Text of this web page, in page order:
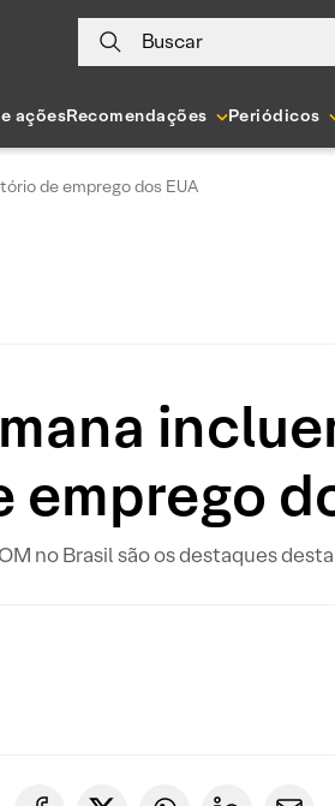
Buscar
açõesRecomendações Periódicos
de emprego dos EUA
no Brasil são os destaques